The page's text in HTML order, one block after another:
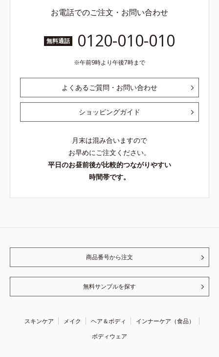
お電話でのご注文・お問い合わせ
無料通話 0120-010-010
午前9時より午後7時まで
よくあるご質問・お問い合わせ
ショッピングガイド
月末は混み合いますので
お早めにご注文ください。
平日のお昼前後が比較的つながりやすい
時間帯です。
商品番号から注文
無料サンプルを探す
スキンケア メイク ヘア＆ボディ
インナーケア（食品）
ボディウェア